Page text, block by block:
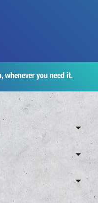
whenever you need it.